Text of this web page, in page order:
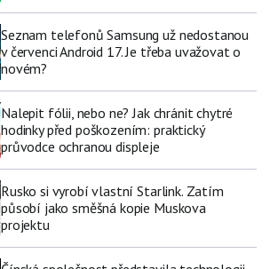
Seznam telefonů Samsung už nedostanou
v červenci Android 17. Je třeba uvažovat o
novém?
Nalepit fólii, nebo ne? Jak chránit chytré
hodinky před poškozením: praktický
průvodce ochranou displeje
Rusko si vyrobí vlastní Starlink. Zatím
působí jako směšná kopie Muskova
projektu